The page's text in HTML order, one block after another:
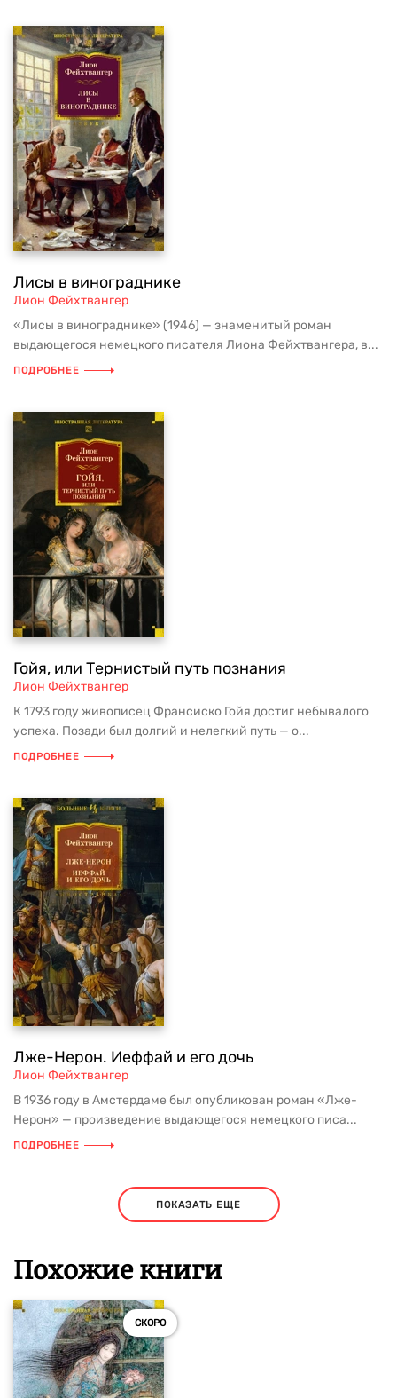
Лисы в винограднике
Лион Фейхтвангер
«Лисы в винограднике» (1946) — знаменитый роман
выдающегося немецкого писателя Лиона Фейхтвангера, в...
ПОДРОБНЕЕ
Гойя, или Тернистый путь познания
Лион Фейхтвангер
К 1793 году живописец Франсиско Гойя достиг небывалого
успеха. Позади был долгий и нелегкий путь — о...
ПОДРОБНЕЕ
Лже-Нерон. Иеффай и его дочь
Лион Фейхтвангер
В 1936 году в Амстердаме был опубликован роман «Лже-
Нерон» — произведение выдающегося немецкого писа...
ПОДРОБНЕЕ
ПОКАЗАТЬ ЕЩЕ
Похожие книги
СКОРО